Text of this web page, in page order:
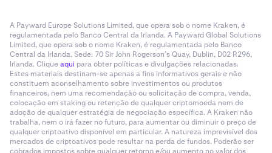
A Payward Europe Solutions Limited, que opera sob o nome Kraken, é
regulamentada pelo Banco Central da Irlanda. A Payward Global Solutions
Limited, que opera sob o nome Kraken, é regulamentada pelo Banco
Central da Irlanda. Sede: 70 Sir John Rogerson’s Quay, Dublin, D02 R296,
Irlanda. Cliqueaqui para obter políticas e divulgações relacionadas.
Estes materiais destinam-se apenas a fins informativos gerais e não
constituem aconselhamento sobre investimentos ou produtos
financeiros, nem uma recomendação ou solicitação de compra, venda,
colocação em staking ou retenção de qualquer criptomoeda nem de
adoção de qualquer estratégia de negociação específica. A Kraken não
trabalha, nem o irá fazer no futuro, para aumentar ou diminuir o preço de
qualquer criptoativo disponível em particular. A natureza imprevisível dos
mercados de criptoativos pode resultar na perda de fundos. Poderão ser